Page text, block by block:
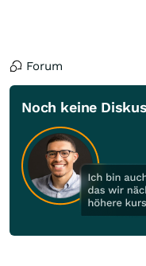
Forum
Noch keine